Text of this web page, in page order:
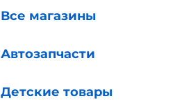
Все магазины
Автозапчасти
Детские товары